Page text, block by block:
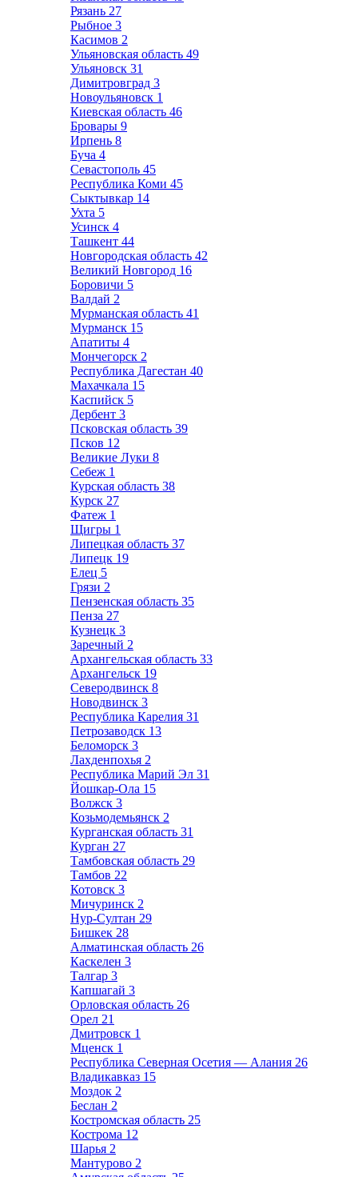
Рязань 27
Рыбное 3
Касимов 2
Ульяновская область 49
Ульяновск 31
Димитровград 3
Новоульяновск 1
Киевская область 46
Бровары 9
Ирпень 8
Буча 4
Севастополь 45
Республика Коми 45
Сыктывкар 14
Ухта 5
Усинск 4
Ташкент 44
Новгородская область 42
Великий Новгород 16
Боровичи 5
Валдай 2
Мурманская область 41
Мурманск 15
Апатиты 4
Мончегорск 2
Республика Дагестан 40
Махачкала 15
Каспийск 5
Дербент 3
Псковская область 39
Псков 12
Великие Луки 8
Себеж 1
Курская область 38
Курск 27
Фатеж 1
Щигры 1
Липецкая область 37
Липецк 19
Елец 5
Грязи 2
Пензенская область 35
Пенза 27
Кузнецк 3
Заречный 2
Архангельская область 33
Архангельск 19
Северодвинск 8
Новодвинск 3
Республика Карелия 31
Петрозаводск 13
Беломорск 3
Лахденпохья 2
Республика Марий Эл 31
Йошкар-Ола 15
Волжск 3
Козьмодемьянск 2
Курганская область 31
Курган 27
Тамбовская область 29
Тамбов 22
Котовск 3
Мичуринск 2
Нур-Султан 29
Бишкек 28
Алматинская область 26
Каскелен 3
Талгар 3
Капшагай 3
Орловская область 26
Орел 21
Дмитровск 1
Мценск 1
Республика Северная Осетия — Алания 26
Владикавказ 15
Моздок 2
Беслан 2
Костромская область 25
Кострома 12
Шарья 2
Мантурово 2